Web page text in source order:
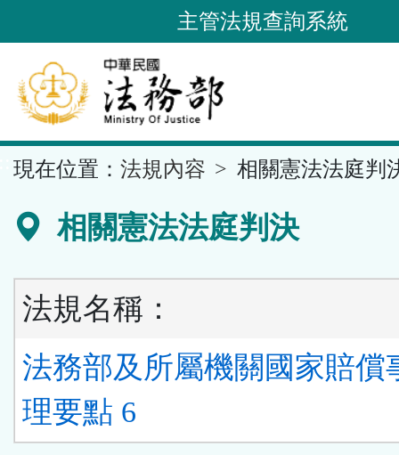
到
要
內
容
區
主管法規查詢系統
現在位置： 法規內容 相關憲法法庭判
相關憲法法庭判決
法規名稱：
法務部及所屬機關國家賠償
理要點 6